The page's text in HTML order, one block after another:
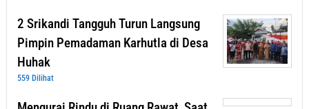
2 Srikandi Tangguh Turun Langsung
Pimpin Pemadaman Karhutla di Desa
Huhak
559 Dilihat